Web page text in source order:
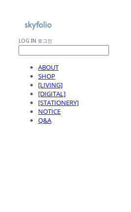
LOG IN 로그인
ABOUT
SHOP
[LIVING]
[DIGITAL]
[STATIONERY]
NOTICE
Q&A